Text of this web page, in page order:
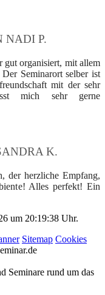
NADI P.
gut organisiert, mit allem
Seminarort selber ist
mit der sehr
mich sehr gerne
K.
der herzliche Empfang,
Alles perfekt! Ein
um 20:19:38 Uhr.
Sitemap Cookies
rund um das